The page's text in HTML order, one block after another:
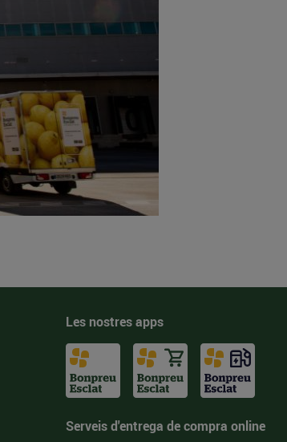
Les nostres apps
Serveis d'entrega de compra online